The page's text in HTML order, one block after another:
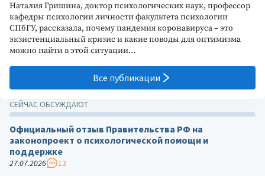
Наталия Гришина, доктор психологических наук, профессор
кафедры психологии личности факультета психологии
СПбГУ, рассказала, почему пандемия коронавируса – это
экзистенциальный кризис и какие поводы для оптимизма
можно найти в этой ситуации…
Все публикации
СЕЙЧАС ОБСУЖДАЮТ
Официальный отзыв Правительства РФ на
законопроект о психологической помощи и
поддержке
27.07.2026 12